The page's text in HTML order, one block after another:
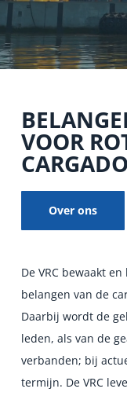
VOOR
Over ons
De VRC bewaakt
belangen van de
Daarbij wordt de
leden, als van de
verbanden; bij
termijn. De VRC